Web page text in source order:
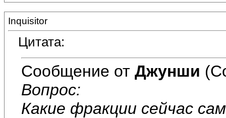
Inquisitor
Цитата:
Сообщение от Джунши
Вопрос:
Какие фракции сейчас